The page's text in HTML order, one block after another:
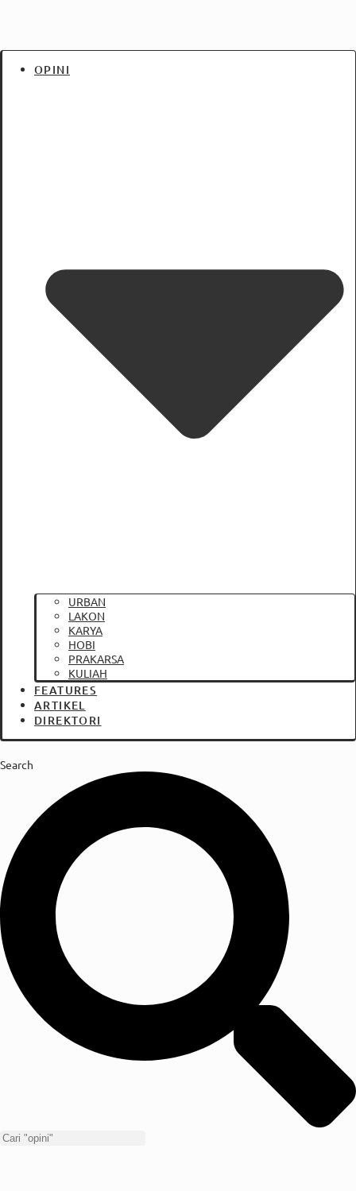
OPINI
URBAN
LAKON
KARYA
HOBI
PRAKARSA
KULIAH
FEATURES
ARTIKEL
DIREKTORI
Search